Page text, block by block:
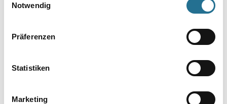
Notwendig
Präferenzen
Statistiken
Marketing
ZUSATZINFOS
GEFAHRENHINWEISE